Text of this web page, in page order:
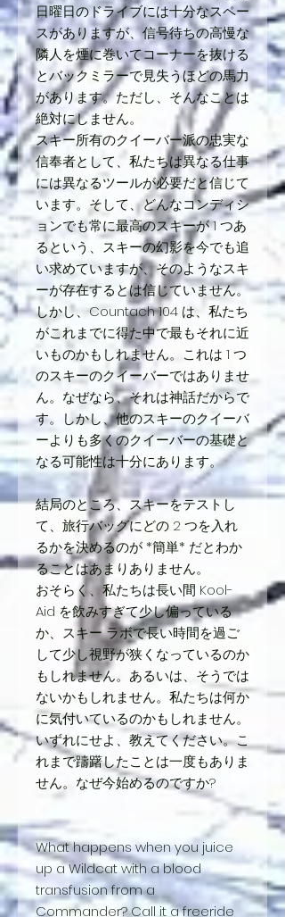
日曜日のドライブには十分なスペー
スがありますが、信号待ちの高慢な
隣人を煙に巻いてコーナーを抜ける
とバックミラーで見失うほどの馬力
があります。ただし、そんなことは
絶対にしません。
スキー所有のクイーバー派の忠実な
信奉者として、私たちは異なる仕事
には異なるツールが必要だと信じて
います。そして、どんなコンディシ
ョンでも常に最高のスキーが 1 つあ
るという、スキーの幻影を今でも追
い求めていますが、そのようなスキ
ーが存在するとは信じていません。
しかし、Countach 104 は、私たち
がこれまでに得た中で最もそれに近
いものかもしれません。これは 1 つ
のスキーのクイーバーではありませ
ん。なぜなら、それは神話だからで
す。しかし、他のスキーのクイーバ
ーよりも多くのクイーバーの基礎と
なる可能性は十分にあります。
結局のところ、スキーをテストし
て、旅行バッグにどの 2 つを入れ
るかを決めるのが *簡単* だとわか
ることはあまりありません。
おそらく、私たちは長い間 Kool-
Aid を飲みすぎて少し偏っている
か、スキー ラボで長い時間を過ご
して少し視野が狭くなっているのか
もしれません。あるいは、そうでは
ないかもしれません。私たちは何か
に気付いているのかもしれません。
いずれにせよ、教えてください。こ
れまで躊躇したことは一度もありま
せん。なぜ今始めるのですか?
What happens when you juice
up a Wildcat with a blood
transfusion from a
Commander? Call it a freeride